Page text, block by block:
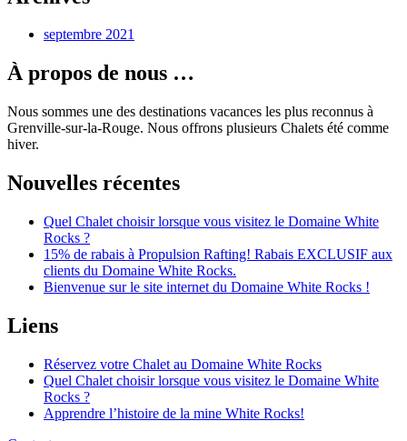
septembre 2021
À propos de nous …
Nous sommes une des destinations vacances les plus reconnus à
Grenville-sur-la-Rouge. Nous offrons plusieurs Chalets été comme
hiver.
Nouvelles récentes
Quel Chalet choisir lorsque vous visitez le Domaine White
Rocks ?
15% de rabais à Propulsion Rafting! Rabais EXCLUSIF aux
clients du Domaine White Rocks.
Bienvenue sur le site internet du Domaine White Rocks !
Liens
Réservez votre Chalet au Domaine White Rocks
Quel Chalet choisir lorsque vous visitez le Domaine White
Rocks ?
Apprendre l’histoire de la mine White Rocks!